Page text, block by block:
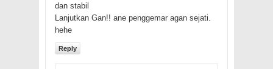
dan stabil
Lanjutkan Gan!! ane penggemar agan sejati.
hehe
Reply